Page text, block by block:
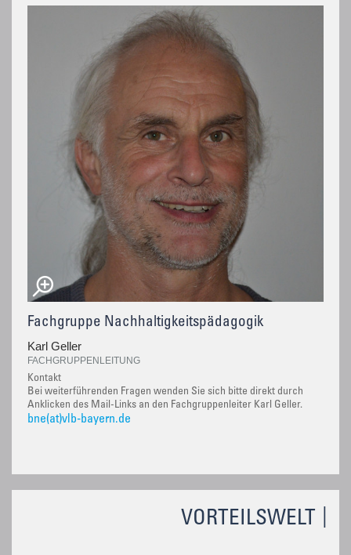
VORTEILSWELT
Fachgruppe Nachhaltigkeitspädagogik
Karl Geller
FACHGRUPPENLEITUNG
Kontakt
Bei weiterführenden Fragen wenden Sie sich bitte direkt durch
Anklicken des Mail-Links an den Fachgruppenleiter Karl Geller.
bne(at)vlb-bayern.de